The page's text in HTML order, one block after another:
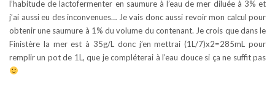
l’habitude de lactofermenter en saumure à l’eau de mer diluée à 3% et
j’ai aussi eu des inconvenues… Je vais donc aussi revoir mon calcul pour
obtenir une saumure à 1% du volume du contenant. Je crois que dans le
Finistère la mer est à 35g/L donc j’en mettrai (1L/7)x2=285mL pour
remplir un pot de 1L, que je compléterai à l’eau douce si ça ne suffit pas